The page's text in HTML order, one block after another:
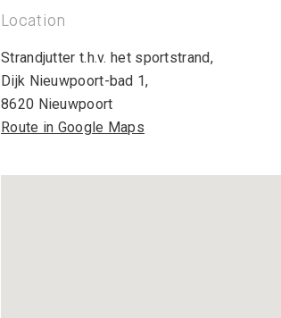
Location
Strandjutter t.h.v. het sportstrand,
Dijk Nieuwpoort-bad 1,
8620 Nieuwpoort
Route in Google Maps